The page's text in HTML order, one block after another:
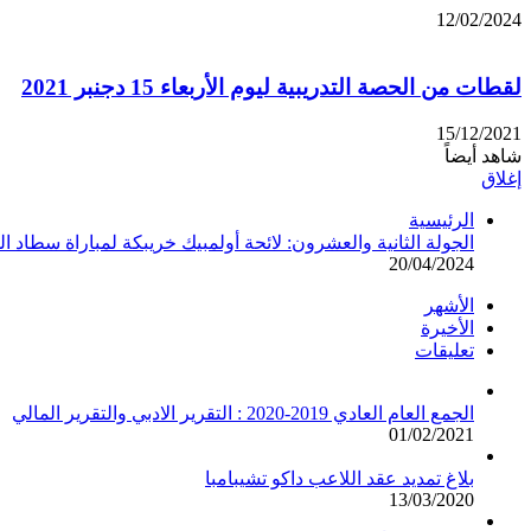
12/02/2024
لقطات من الحصة التدريبية ليوم الأربعاء 15 دجنبر 2021
15/12/2021
شاهد أيضاً
إغلاق
الرئيسية
الجولة الثانية والعشرون: لائحة أولمبيك خريبكة لمباراة سطاد
20/04/2024
الأشهر
الأخيرة
تعليقات
الجمع العام العادي 2019-2020 : التقرير الادبي والتقرير المالي
01/02/2021
بلاغ تمديد عقد اللاعب داكو تشيبامبا
13/03/2020